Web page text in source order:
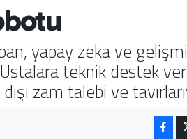
yapay zeka ve
teknik destek
zam talebi ve